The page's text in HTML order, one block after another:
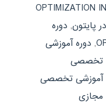
دانلود کتاب OPTIMIZATION IN
پایتون, دوره
, دوره آموزشی
تخصصی
آموزشی تخصصی
مجازی